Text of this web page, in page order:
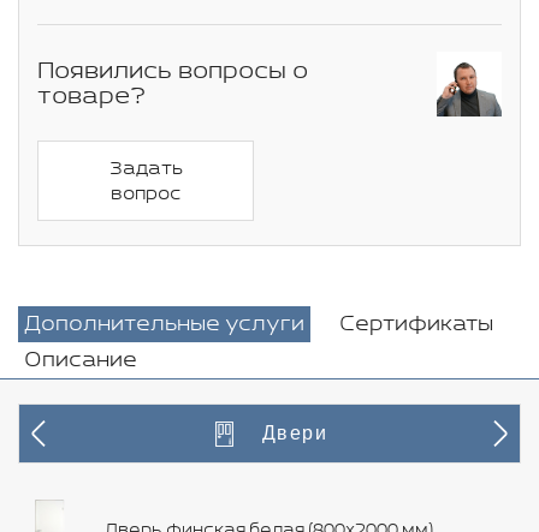
Появились вопросы о
товаре?
Задать
вопрос
Дополнительные услуги
Сертификаты
Описание
Двери